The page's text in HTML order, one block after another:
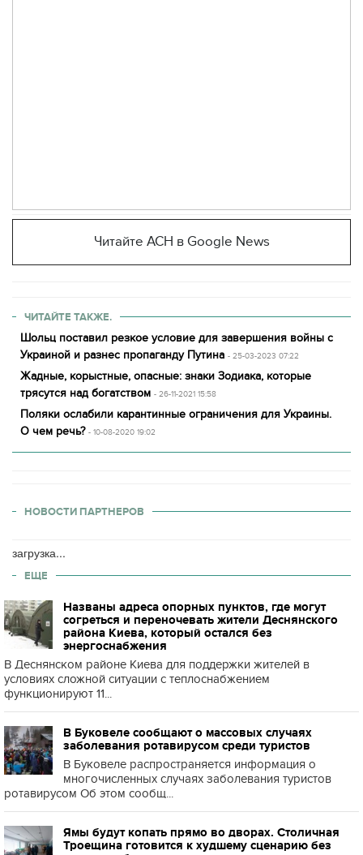
Читайте АСН в Google News
ЧИТАЙТЕ ТАКЖЕ.
Шольц поставил резкое условие для завершения войны с
Украиной и разнес пропаганду Путина - 25-03-2023 07:22
Жадные, корыстные, опасные: знаки Зодиака, которые
трясутся над богатством - 26-11-2021 15:58
Поляки ослабили карантинные ограничения для Украины.
О чем речь? - 10-08-2020 19:02
НОВОСТИ ПАРТНЕРОВ
загрузка...
ЕЩЕ
Названы адреса опорных пунктов, где могут
согреться и переночевать жители Деснянского
района Киева, который остался без
энергоснабжения
В Деснянском районе Киева для поддержки жителей в
условиях сложной ситуации с теплоснабжением
функционируют 11...
В Буковеле сообщают о массовых случаях
заболевания ротавирусом среди туристов
В Буковеле распространяется информация о
многочисленных случаях заболевания туристов
ротавирусом Об этом сообщ...
Ямы будут копать прямо во дворах. Столичная
Троещина готовится к худшему сценарию без